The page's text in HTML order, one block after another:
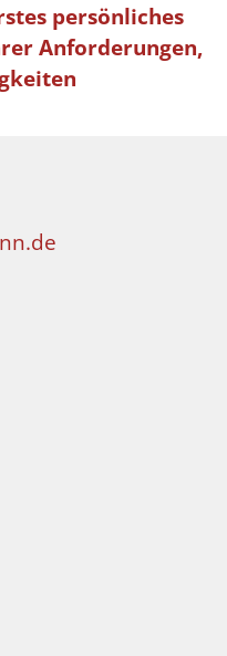
persönliches
Anforderungen,
nn d